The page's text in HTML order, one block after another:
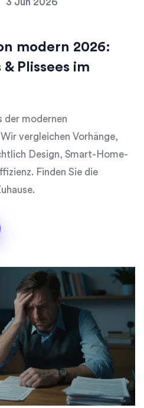
modern 2026:
Plissees im
der modernen
vergleichen Vorhänge,
Design, Smart-Home-
Finden Sie die